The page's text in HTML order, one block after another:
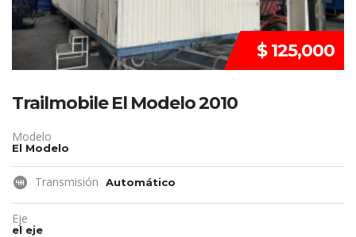
$ 125,000
Trailmobile El Modelo 2010
Modelo
El Modelo
Transmisión Automático
Eje
el eje